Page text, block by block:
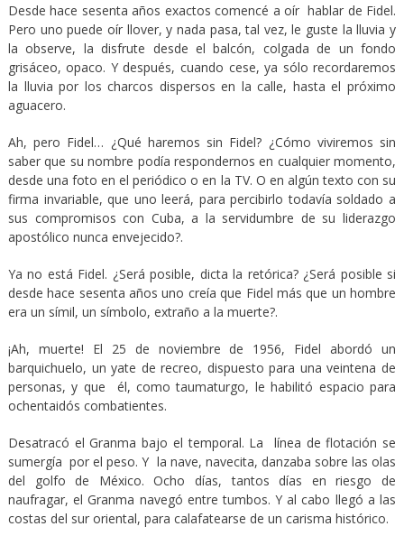
Desde hace sesenta años exactos comencé a oír hablar de Fidel.
Pero uno puede oír llover, y nada pasa, tal vez, le guste la lluvia y
la observe, la disfrute desde el balcón, colgada de un fondo
grisáceo, opaco. Y después, cuando cese, ya sólo recordaremos
la lluvia por los charcos dispersos en la calle, hasta el próximo
aguacero.
Ah, pero Fidel… ¿Qué haremos sin Fidel? ¿Cómo viviremos sin
saber que su nombre podía respondernos en cualquier momento,
desde una foto en el periódico o en la TV. O en algún texto con su
firma invariable, que uno leerá, para percibirlo todavía soldado a
sus compromisos con Cuba, a la servidumbre de su liderazgo
apostólico nunca envejecido?.
Ya no está Fidel. ¿Será posible, dicta la retórica? ¿Será posible si
desde hace sesenta años uno creía que Fidel más que un hombre
era un símil, un símbolo, extraño a la muerte?.
¡Ah, muerte! El 25 de noviembre de 1956, Fidel abordó un
barquichuelo, un yate de recreo, dispuesto para una veintena de
personas, y que él, como taumaturgo, le habilitó espacio para
ochentaidós combatientes.
Desatracó el Granma bajo el temporal. La línea de flotación se
sumergía por el peso. Y la nave, navecita, danzaba sobre las olas
del golfo de México. Ocho días, tantos días en riesgo de
naufragar, el Granma navegó entre tumbos. Y al cabo llegó a las
costas del sur oriental, para calafatearse de un carisma histórico.